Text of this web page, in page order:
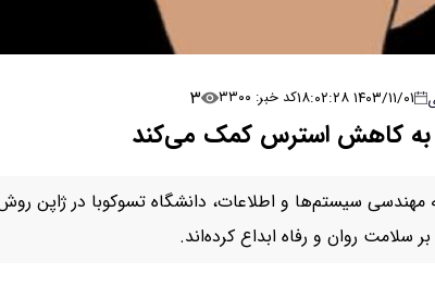
۱۴۰۳/۱۱/۰۱ ۱۸:۰۲:۲۸ کد خبر: ۳۳۰۰ ۳
به کاهش استرس کمک می‌کند
سیستم‌ها و اطلاعات، دانشگاه تسوکوبا در ژاپن
بر سلامت روان و رفاه ابداع کرده‌اند.